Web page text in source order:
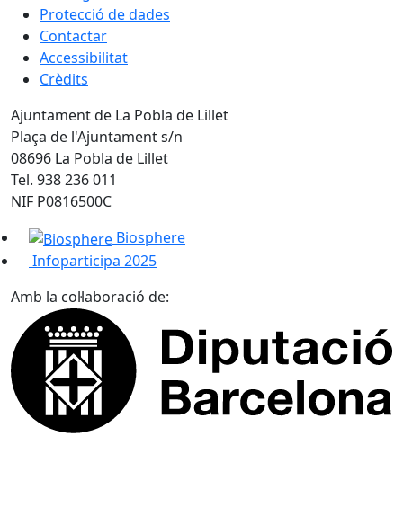
Protecció de dades
Contactar
Accessibilitat
Crèdits
Ajuntament de La Pobla de Lillet
Plaça de l'Ajuntament s/n
08696 La Pobla de Lillet
Tel. 938 236 011
NIF P0816500C
Biosphere
Infoparticipa 2025
Amb la col·laboració de: